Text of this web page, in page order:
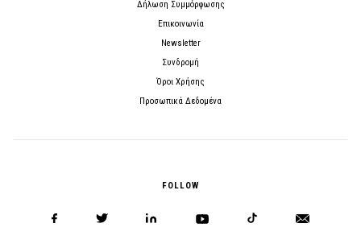
Δήλωση Συμμόρφωσης
Επικοινωνία
Newsletter
Συνδρομή
Όροι Χρήσης
Προσωπικά Δεδομένα
FOLLOW